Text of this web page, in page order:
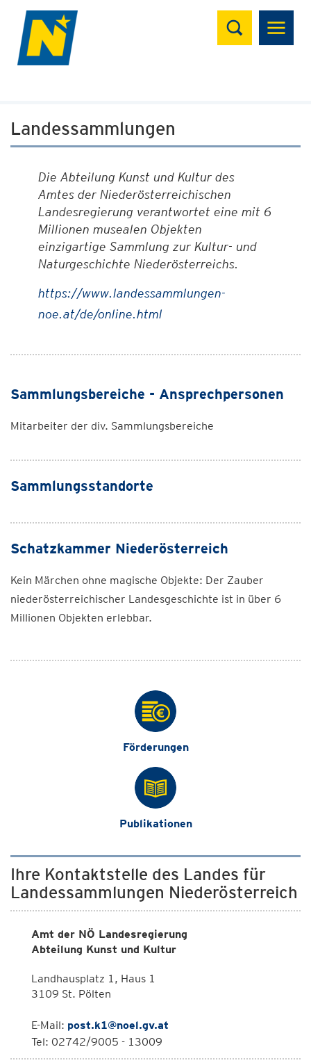
Suchen
Landessammlungen
Die Abteilung Kunst und Kultur des
Amtes der Niederösterreichischen
Landesregierung verantwortet eine mit 6
Millionen musealen Objekten
einzigartige Sammlung zur Kultur- und
Naturgeschichte Niederösterreichs.
https://www.landessammlungen-
noe.at/de/online.html
Sammlungsbereiche - Ansprechpersonen
Mitarbeiter der div. Sammlungsbereiche
Sammlungsstandorte
Schatzkammer Niederösterreich
Kein Märchen ohne magische Objekte: Der Zauber
niederösterreichischer Landesgeschichte ist in über 6
Millionen Objekten erlebbar.
Förderungen
Publikationen
Ihre Kontaktstelle des Landes für
Landessammlungen Niederösterreich
Amt der NÖ Landesregierung
Abteilung Kunst und Kultur
Landhausplatz 1, Haus 1
3109 St. Pölten
E-Mail: post.k1@noel.gv.at
Tel: 02742/9005 - 13009